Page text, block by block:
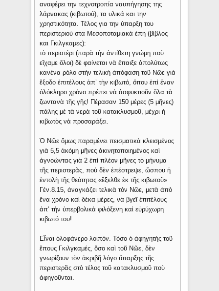
αναφέρει την τεχνοτροπία ναυπήγησης της
λάρνακας (κιβωτού), τα υλικά και την
χρηστικότητα. Τέλος για την ύπαρξη του
περιστεριού στα Μεσοποταμιακά έπη (βίβλος
και Γκιλγκαμες):
τὸ περιστέρι (παρὰ τὴν ἀντίθετη γνώμη ποὺ
εἴχαμε ὅλοι) δὲ φαίνεται νὰ ἔπαιξε ἀπολύτως
κανένα ρόλο στὴν τελικὴ ἀπόφαση τοῦ Νῶε γιὰ
ἔξοδο ἐπιτέλους ἀπ’ τὴν κιβωτό, ὅπου ἐπὶ ἕναν
ὁλόκληρο χρόνο πρέπει νὰ ἀσφυκτιοῦν ὅλα τὰ
ζωντανὰ τῆς γῆς! Πέρασαν 150 μέρες (5 μῆνες)
πάλης μὲ τὰ νερὰ τοῦ κατακλυσμοῦ, μέχρι ἡ
κιβωτὸς νὰ προσαράξει.
Ὁ Νῶε ὅμως παραμένει πεισματικὰ κλεισμένος
γιὰ 5,5 ἀκόμη μῆνες ἀκινητοποιημένος καὶ
ἀγνοώντας γιὰ 2 ἐπὶ πλέον μῆνες τὸ μήνυμα
τῆς περιστερᾶς, ποὺ δὲν ἐπέστρεψε, ὥσπου ἡ
ἐντολὴ τῆς θεότητας «ἔξελθε ἐκ τῆς κιβωτοῦ»
Γέν.8.15, ἀναγκάζει τελικὰ τὸν Νῶε, μετὰ ἀπὸ
ἕνα χρόνο καὶ δέκα μέρες, νὰ βγεῖ ἐπιτέλους
ἀπ’ τὴν ὑπερβολικὰ φιλόξενη καὶ εὐρύχωρη
κιβωτό του!
Εἶναι ὁλοφάνερο λοιπόν. Τόσο ὁ ἀφηγητὴς τοῦ
ἔπους Γκιλγκαμές, ὅσο καὶ τοῦ Νῶε, δὲν
γνωρίζουν τὸν ἀκριβῆ λόγο ὕπαρξης τῆς
περιστερᾶς στὸ τέλος τοῦ κατακλυσμοῦ ποὺ
ἀφηγοῦνται.